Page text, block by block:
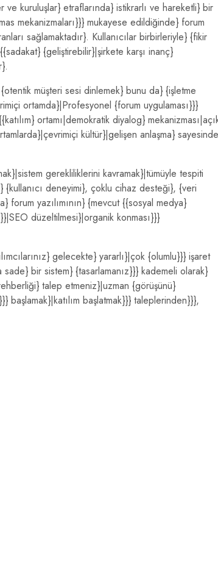
ve kuruluşlar} etraflarında} istikrarlı ve hareketli} bir
mekanizmaları}}} mukayese edildiğinde} forum
sağlamaktadır}. Kullanıcılar birbirleriyle} {fikir
{geliştirebilir}|şirkete karşı inanç}
müşteri sesi dinlemek} bunu da} {işletme
ortamda}|Profesyonel {forum uygulaması}}}
ortamı|demokratik diyalog}
kültür}|gelişen anlaşma}
gerekliliklerini kavramak}|tümüyle tespiti
{kullanıcı deneyimi}, çoklu cihaz desteği}, {veri
yazılımının} {mevcut {{sosyal medya}
düzeltilmesi}|organik konması}}}
gelecekte} yararlı}|çok {olumlu}}} işaret
sade} bir sistem} {tasarlamanız}}} kademeli olarak}
talep etmeniz}|uzman {görüşünü}
başlamak}|katılım başlatmak}}} taleplerinden}}},